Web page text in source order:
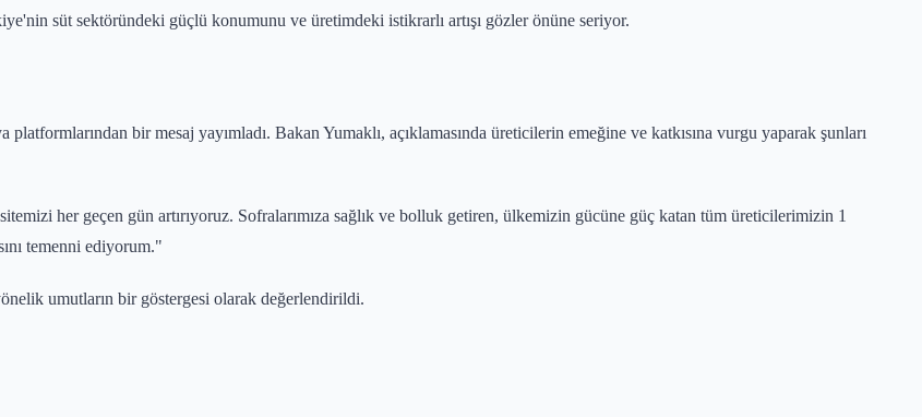
süt sektöründeki güçlü konumunu ve üretimdeki istikrarlı artışı gözler önüne seriyor.
bir mesaj yayımladı. Bakan Yumaklı, açıklamasında üreticilerin emeğine ve katkısına vurgu yaparak şunları
her geçen gün artırıyoruz. Sofralarımıza sağlık ve bolluk getiren, ülkemizin gücüne güç katan tüm üreticilerimizin 1
temenni ediyorum."
umutların bir göstergesi olarak değerlendirildi.